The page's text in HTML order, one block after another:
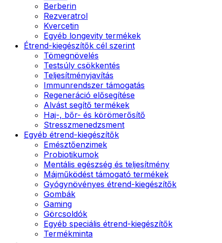
Berberin
Rezveratrol
Kvercetin
Egyéb longevity termékek
Étrend-kiegészítők cél szerint
Tömegnövelés
Testsúly csökkentés
Teljesítményjavítás
Immunrendszer támogatás
Regeneráció elősegítése
Alvást segítő termékek
Haj-, bőr- és körömerősítő
Stresszmenedzsment
Egyéb étrend-kiegészítők
Emésztőenzimek
Probiotikumok
Mentális egészség és teljesítmény
Májműködést támogató termékek
Gyógynövényes étrend-kiegészítők
Gombák
Gaming
Görcsoldók
Egyéb speciális étrend-kiegészítők
Termékminta